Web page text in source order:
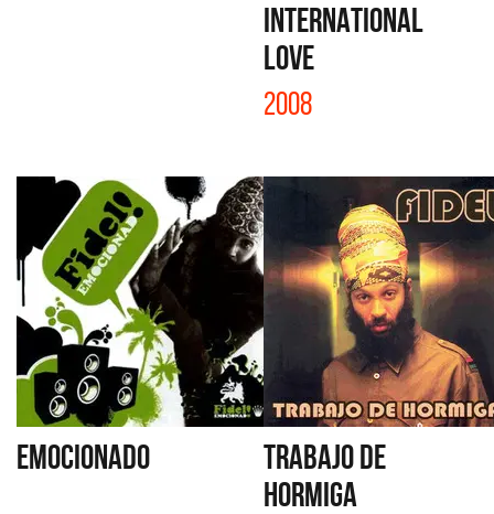
INTERNATIONAL
LOVE
2008
EMOCIONADO
TRABAJO DE
HORMIGA